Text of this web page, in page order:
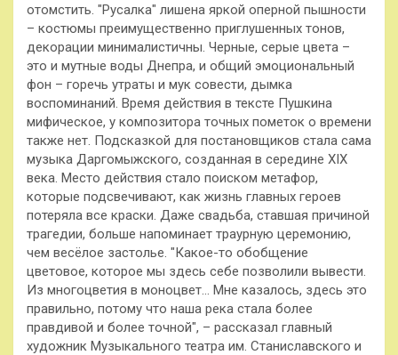
отомстить. "Русалка" лишена яркой оперной пышности
– костюмы преимущественно приглушенных тонов,
декорации минималистичны. Черные, серые цвета –
это и мутные воды Днепра, и общий эмоциональный
фон – горечь утраты и мук совести, дымка
воспоминаний. Время действия в тексте Пушкина
мифическое, у композитора точных пометок о времени
также нет. Подсказкой для постановщиков стала сама
музыка Даргомыжского, созданная в середине XIX
века. Место действия стало поиском метафор,
которые подсвечивают, как жизнь главных героев
потеряла все краски. Даже свадьба, ставшая причиной
трагедии, больше напоминает траурную церемонию,
чем весёлое застолье. "Какое-то обобщение
цветовое, которое мы здесь себе позволили вывести.
Из многоцветия в моноцвет… Мне казалось, здесь это
правильно, потому что наша река стала более
правдивой и более точной", – рассказал главный
художник Музыкального театра им. Станиславского и